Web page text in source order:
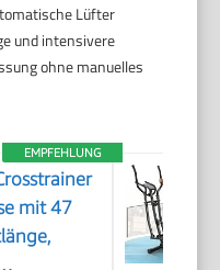
Lüfter
und intensivere
ohne manuelles
EMPFEHLUNG
mit 47